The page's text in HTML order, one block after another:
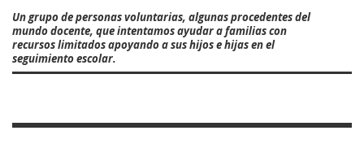
Un grupo de personas voluntarias, algunas procedentes del
mundo docente, que intentamos ayudar a familias con
recursos limitados apoyando a sus hijos e hijas en el
seguimiento escolar.